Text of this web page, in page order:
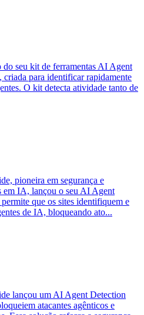
seu kit de ferramentas AI Agent
para identificar rapidamente
O kit detecta atividade tanto de
pioneira em segurança e
em IA, lançou o seu AI Agent
que os sites identifiquem e
de IA, bloqueando ato...
lançou um AI Agent Detection
atacantes agênticos e